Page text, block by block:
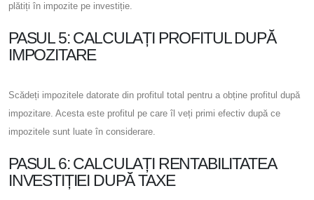
plătiți în impozite pe investiție.
PASUL 5: CALCULAȚI PROFITUL DUPĂ
IMPOZITARE
Scădeți impozitele datorate din profitul total pentru a obține profitul după
impozitare. Acesta este profitul pe care îl veți primi efectiv după ce
impozitele sunt luate în considerare.
PASUL 6: CALCULAȚI RENTABILITATEA
INVESTIȚIEI DUPĂ TAXE